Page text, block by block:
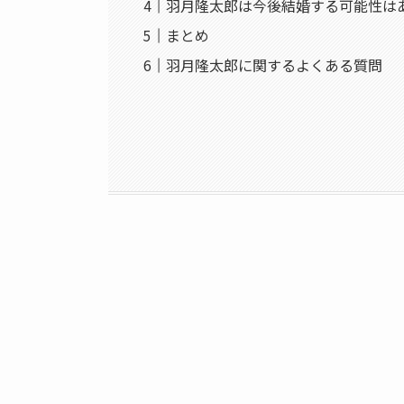
羽月隆太郎は今後結婚する可能性は
まとめ
羽月隆太郎に関するよくある質問